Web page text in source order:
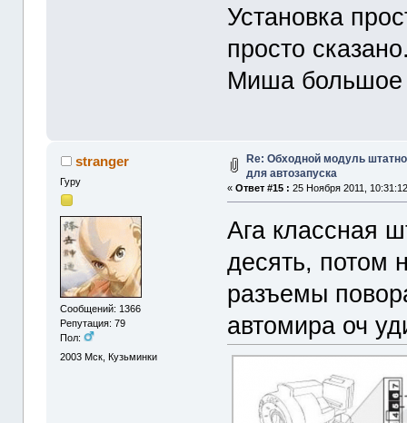
Установка
просто
Миша большое
stranger
Гуру
Сообщений: 1366
Репутация: 79
Пол:
2003 Мск, Кузьминки
Re: Обходной модуль
для автозапуска
«Ответ #15 : 25 Ноября 2011,
Ага классная
десять, потом
разъемы
автомира оч